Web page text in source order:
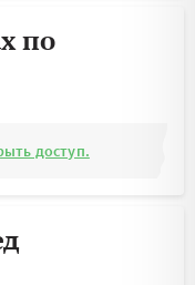
по
доступ.